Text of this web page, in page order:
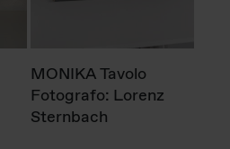
MONIKA Tavolo
Fotografo: Lorenz
Sternbach